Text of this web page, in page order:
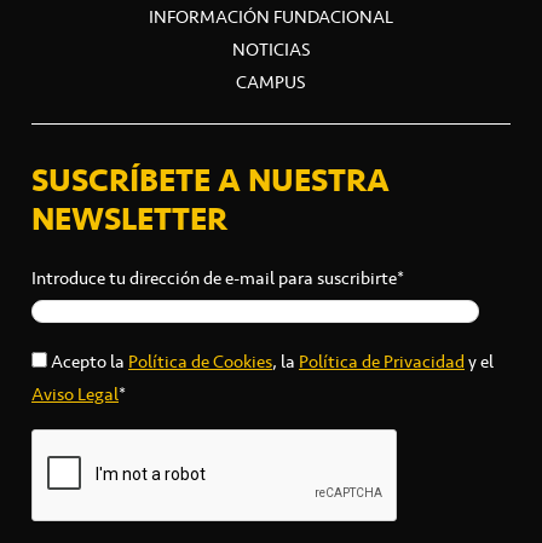
INFORMACIÓN FUNDACIONAL
NOTICIAS
CAMPUS
SUSCRÍBETE A NUESTRA
NEWSLETTER
Introduce tu dirección de e-mail para suscribirte*
Acepto laPolítica de Cookies, laPolítica de Privacidady el
Aviso Legal*